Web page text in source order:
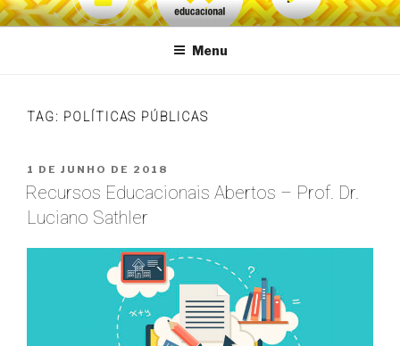
Pular
para
VG Educacional
Menu
TAG: POLÍTICAS PÚBLICAS
PUBLICADO
EM
1 DE JUNHO DE 2018
Recursos Educacionais Abertos – Prof. Dr.
Luciano Sathler